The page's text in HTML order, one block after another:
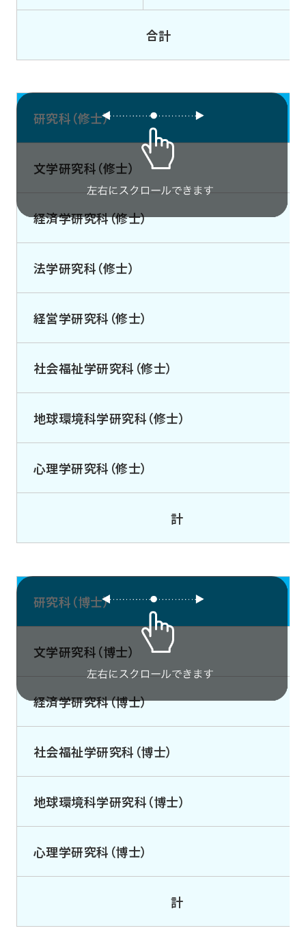
合計
研究科（修士）
文学研究科（修士）
経済学研究科（修士）
法学研究科（修士）
経営学研究科（修士）
社会福祉学研究科（修士）
地球環境科学研究科（修士）
心理学研究科（修士）
計
研究科（博士）
文学研究科（博士）
経済学研究科（博士）
社会福祉学研究科（博士）
地球環境科学研究科（博士）
心理学研究科（博士）
計